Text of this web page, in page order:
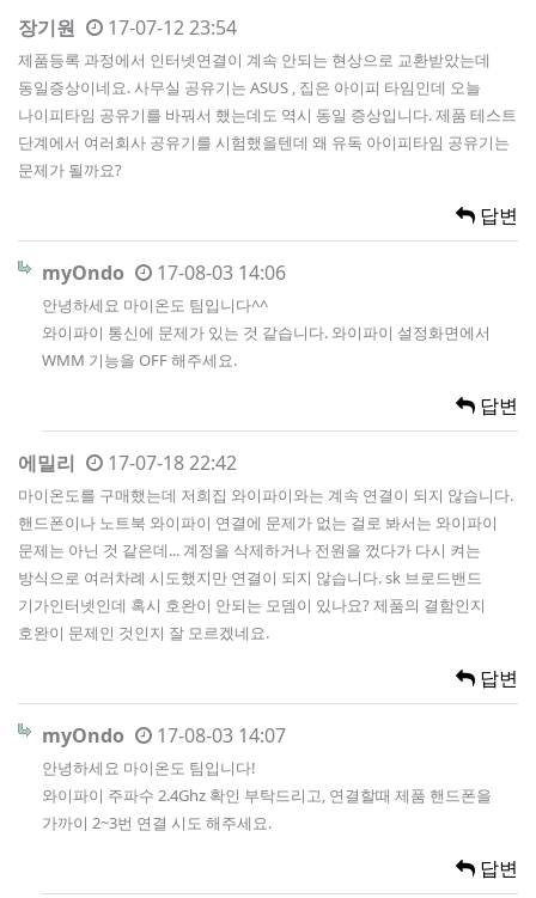
장기원 17-07-12 23:54
제품등록 과정에서 인터넷연결이 계속 안되는 현상으로 교환받았는데
동일증상이네요. 사무실 공유기는 ASUS , 집은 아이피 타임인데 오늘
나이피타임 공유기를 바꿔서 했는데도 역시 동일 증상입니다. 제품 테스트
단계에서 여러회사 공유기를 시험했을텐데 왜 유독 아이피타임 공유기는
문제가 될까요?
답변
myOndo 17-08-03 14:06
안녕하세요 마이온도 팀입니다^^
와이파이 통신에 문제가 있는 것 같습니다. 와이파이 설정화면에서
WMM 기능을 OFF 해주세요.
답변
에밀리 17-07-18 22:42
마이온도를 구매했는데 저희집 와이파이와는 계속 연결이 되지 않습니다.
핸드폰이나 노트북 와이파이 연결에 문제가 없는 걸로 봐서는 와이파이
문제는 아닌 것 같은데... 계정을 삭제하거나 전원을 껐다가 다시 켜는
방식으로 여러차례 시도했지만 연결이 되지 않습니다. sk 브로드밴드
기가인터넷인데 혹시 호완이 안되는 모뎀이 있나요? 제품의 결함인지
호완이 문제인 것인지 잘 모르겠네요.
답변
myOndo 17-08-03 14:07
안녕하세요 마이온도 팀입니다!
와이파이 주파수 2.4Ghz 확인 부탁드리고, 연결할때 제품 핸드폰을
가까이 2~3번 연결 시도 해주세요.
답변